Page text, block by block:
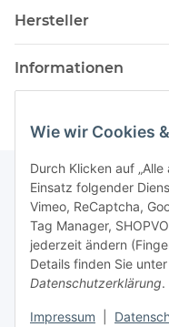
Wie wir Cookies
Durch Klicken auf
Einsatz folgender
Vimeo, ReCaptcha,
Tag Manager,
jederzeit ändern
Details finden Sie unter
Datenschutzerklärung.
Impressum
Hersteller
Informationen
Bitte senden
Datenschutzerklärung
Informationen zu